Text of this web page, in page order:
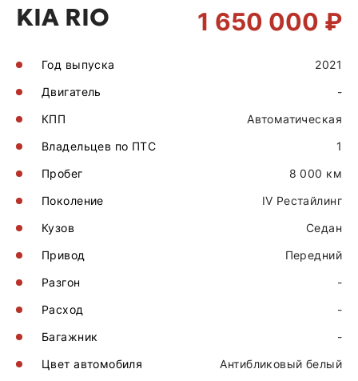
KIA RIO 1 650 000 ₽
Год выпуска
2021
Двигатель
-
КПП
Автоматическая
Владельцев по ПТС
1
Пробег
8 000 км
Поколение
IV Рестайлинг
Кузов
Седан
Привод
Передний
Разгон
-
Расход
-
Багажник
-
Цвет автомобиля
Антибликовый белый